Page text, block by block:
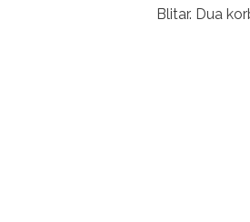
Blitar. Dua